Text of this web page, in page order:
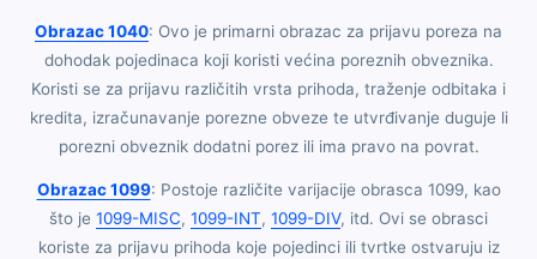
Obrazac 1040: Ovo je primarni obrazac za prijavu poreza na
dohodak pojedinaca koji koristi većina poreznih obveznika.
Koristi se za prijavu različitih vrsta prihoda, traženje odbitaka i
kredita, izračunavanje porezne obveze te utvrđivanje duguje li
porezni obveznik dodatni porez ili ima pravo na povrat.
Obrazac 1099: Postoje različite varijacije obrasca 1099, kao
što je 1099-MISC, 1099-INT, 1099-DIV, itd. Ovi se obrasci
koriste za prijavu prihoda koje pojedinci ili tvrtke ostvaruju iz